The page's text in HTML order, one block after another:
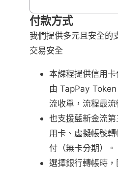
付款方式
我們提供多元且安全的
交易安全
本課程提供信用卡
由 TapPay
流收單，流程最流
也支援藍新金流
用卡、虛擬帳號
付（無卡分期）。
選擇銀行轉帳時